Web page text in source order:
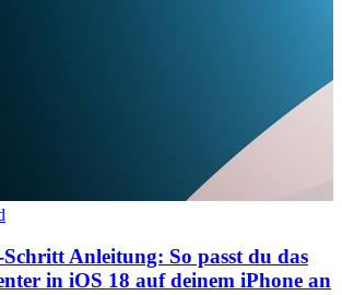
Anleitung: So passt du das
in iOS 18 auf deinem iPhone an